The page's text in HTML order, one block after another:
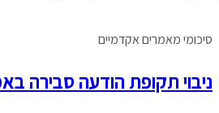
סיכומי מאמרים אקדמיים
ניבוי תקופת הודעה סבירה